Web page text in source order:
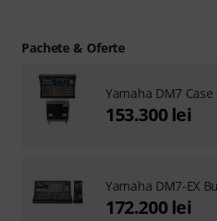
Pachete & Oferte
Yamaha DM7
153.300 lei
Yamaha DM7-EX
172.200 lei